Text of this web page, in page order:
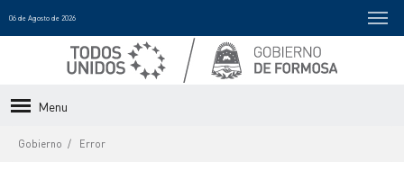
06 de Agosto de 2026
Menu
Gobierno Error